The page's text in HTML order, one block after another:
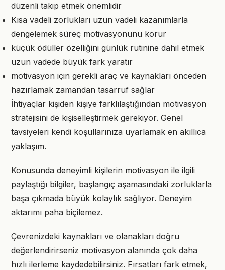
düzenli takip etmek önemlidir
Kısa vadeli zorlukları uzun vadeli kazanımlarla
dengelemek süreç motivasyonunu korur
küçük ödüller özelliğini günlük rutinine dahil etmek
uzun vadede büyük fark yaratır
motivasyon için gerekli araç ve kaynakları önceden
hazırlamak zamandan tasarruf sağlar
İhtiyaçlar kişiden kişiye farklılaştığından motivasyon
stratejisini de kişiselleştirmek gerekiyor. Genel
tavsiyeleri kendi koşullarınıza uyarlamak en akıllıca
yaklaşım.
Konusunda deneyimli kişilerin motivasyon ile ilgili
paylaştığı bilgiler, başlangıç aşamasındaki zorluklarla
başa çıkmada büyük kolaylık sağlıyor. Deneyim
aktarımı paha biçilemez.
Çevrenizdeki kaynakları ve olanakları doğru
değerlendirirseniz motivasyon alanında çok daha
hızlı ilerleme kaydedebilirsiniz. Fırsatları fark etmek,